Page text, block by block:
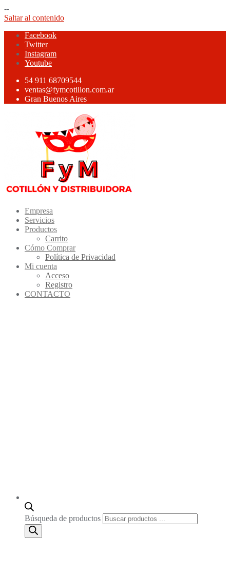
--
Saltar al contenido
Facebook
Twitter
Instagram
Youtube
54 911 68709544
ventas@fymcotillon.com.ar
Gran Buenos Aires
Empresa
Servicios
Productos
Carrito
Cómo Comprar
Política de Privacidad
Mi cuenta
Acceso
Registro
CONTACTO
Búsqueda de productos